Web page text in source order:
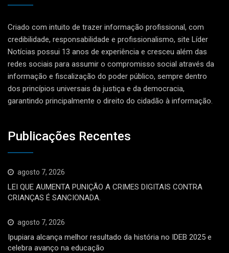
Criado com intuito de trazer informação profissional, com
credibilidade, responsabilidade e profissionalismo, site Líder
Notícias possui 13 anos de experiência e cresceu além das
redes sociais para assumir o compromisso social através da
informação e fiscalização do poder público, sempre dentro
dos princípios universais da justiça e da democracia,
garantindo principalmente o direito do cidadão à informação.
Publicações Recentes
agosto 7, 2026
LEI QUE AUMENTA PUNIÇÃO A CRIMES DIGITAIS CONTRA
CRIANÇAS É SANCIONADA.
agosto 7, 2026
Ipupiara alcança melhor resultado da história no IDEB 2025 e
celebra avanço na educação